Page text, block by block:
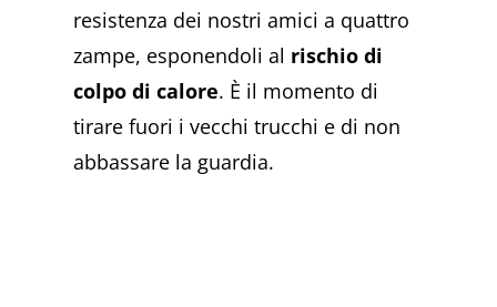
resistenza dei nostri amici a quattro
zampe, esponendoli al rischio di
colpo di calore. È il momento di
tirare fuori i vecchi trucchi e di non
abbassare la guardia.